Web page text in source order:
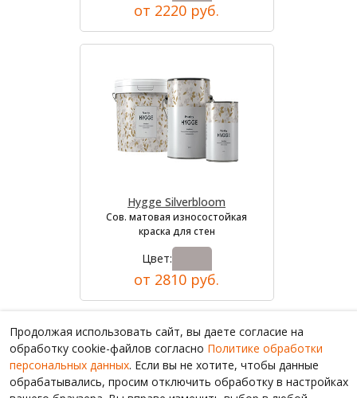
от 2220 руб.
Hygge Silverbloom
Сов. матовая износостойкая
краска для стен
Цвет:
от 2810 руб.
Продолжая использовать сайт, вы даете согласие на
обработку cookie-файлов согласно Политике обработки
персональных данных. Если вы не хотите, чтобы данные
обрабатывались, просим отключить обработку в настройках